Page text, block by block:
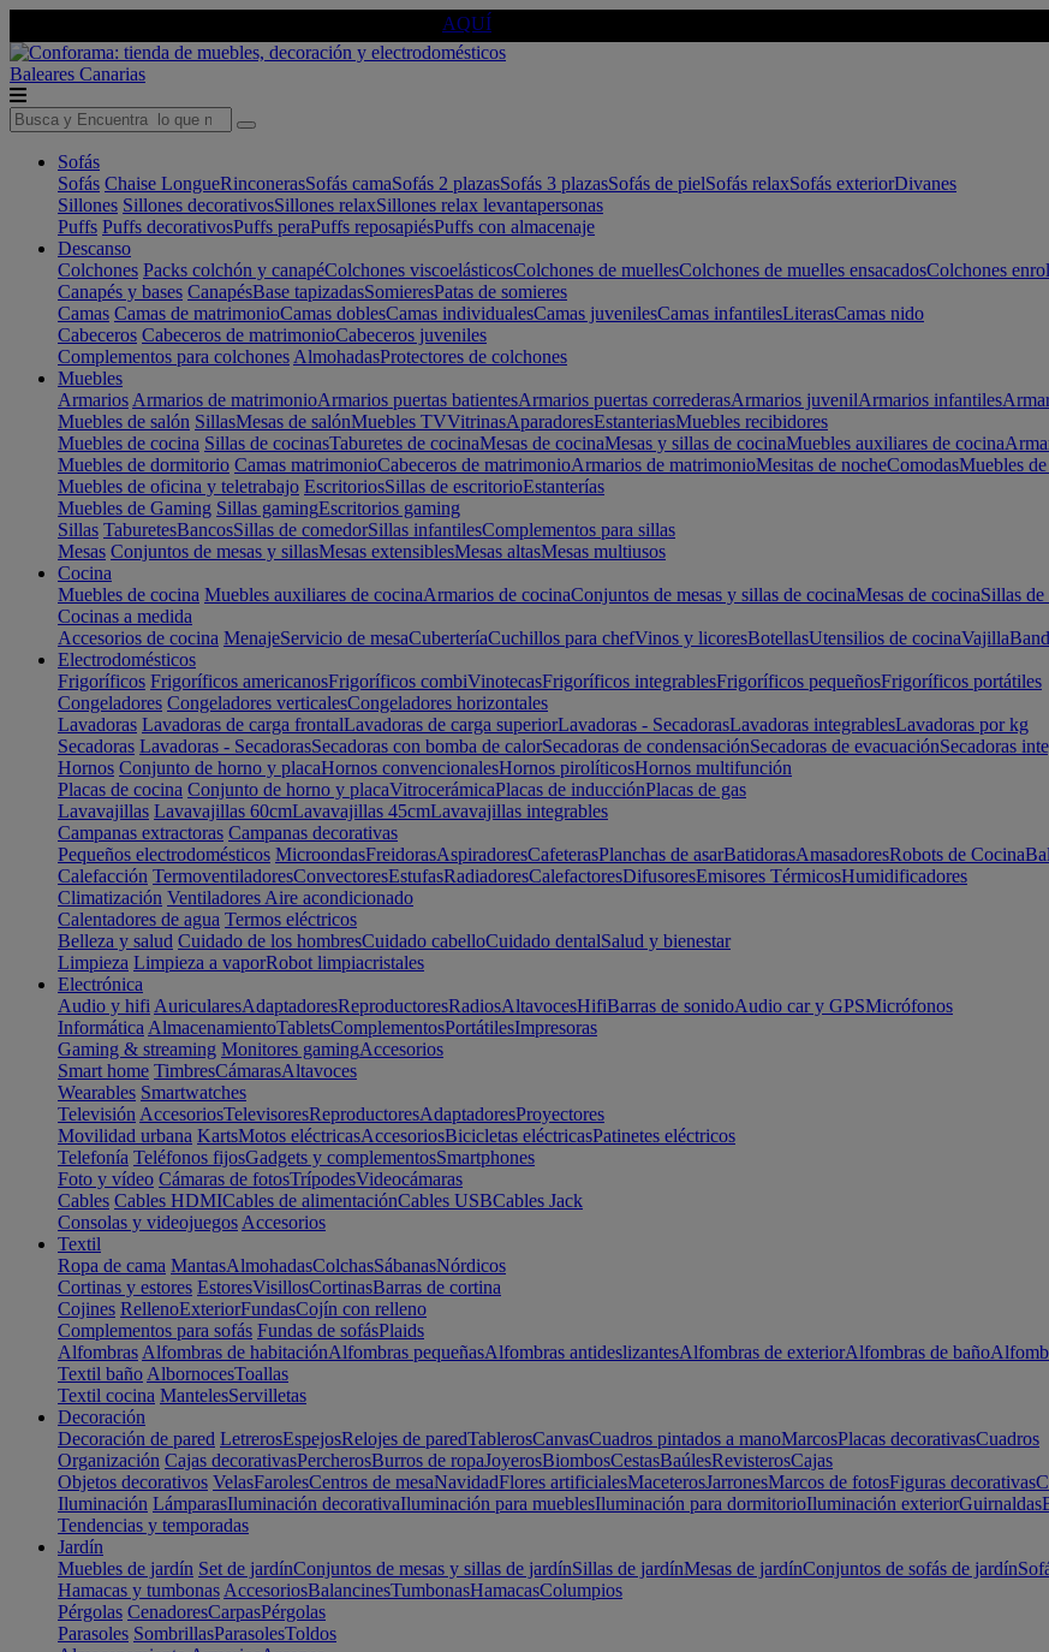
AQUÍ
Baleares Canarias
Sofás
Sofás Chaise LongueRinconerasSofás camaSofás 2 plazasSofás 3 plazasSofás de pielSofás relaxSofás exteriorDivanes
Sillones Sillones decorativosSillones relaxSillones relax levantapersonas
Puffs Puffs decorativosPuffs peraPuffs reposapiésPuffs con almacenaje
Descanso
Colchones Packs colchón y canapéColchones viscoelásticosColchones de muellesColchones de muelles ensacadosColchones
Canapés y bases CanapésBase tapizadasSomieresPatas de somieres
Camas Camas de matrimonioCamas doblesCamas individualesCamas juvenilesCamas infantilesLiterasCamas nido
Cabeceros Cabeceros de matrimonioCabeceros juveniles
Complementos para colchones AlmohadasProtectores de colchones
Muebles
Armarios Armarios de matrimonioArmarios puertas batientesArmarios puertas correderasArmarios juvenilArmarios infantiles
Muebles de salón SillasMesas de salónMuebles TVVitrinasAparadoresEstanteriasMuebles recibidores
Muebles de cocina Sillas de cocinasTaburetes de cocinaMesas de cocinaMesas y sillas de cocinaMuebles auxiliares de cocina
Muebles de dormitorio Camas matrimonioCabeceros de matrimonioArmarios de matrimonioMesitas de nocheComodasMuebles
Muebles de oficina y teletrabajo EscritoriosSillas de escritorioEstanterías
Muebles de Gaming Sillas gamingEscritorios gaming
Sillas TaburetesBancosSillas de comedorSillas infantilesComplementos para sillas
Mesas Conjuntos de mesas y sillasMesas extensiblesMesas altasMesas multiusos
Cocina
Muebles de cocina Muebles auxiliares de cocinaArmarios de cocinaConjuntos de mesas y sillas de cocinaMesas de cocinaSillas de
Cocinas a medida
Accesorios de cocina MenajeServicio de mesaCuberteríaCuchillos para chefVinos y licoresBotellasUtensilios de cocinaVajilla
Electrodomésticos
Frigoríficos Frigoríficos americanosFrigoríficos combiVinotecasFrigoríficos integrablesFrigoríficos pequeñosFrigoríficos portátiles
Congeladores Congeladores verticalesCongeladores horizontales
Lavadoras Lavadoras de carga frontalLavadoras de carga superiorLavadoras - SecadorasLavadoras integrablesLavadoras por kg
Secadoras Lavadoras - SecadorasSecadoras con bomba de calorSecadoras de condensaciónSecadoras de evacuaciónSecadoras
Hornos Conjunto de horno y placaHornos convencionalesHornos pirolíticosHornos multifunción
Placas de cocina Conjunto de horno y placaVitrocerámicaPlacas de inducciónPlacas de gas
Lavavajillas Lavavajillas 60cmLavavajillas 45cmLavavajillas integrables
Campanas extractoras Campanas decorativas
Pequeños electrodomésticos MicroondasFreidorasAspiradoresCafeterasPlanchas de asarBatidorasAmasadoresRobots de Cocina
Calefacción TermoventiladoresConvectoresEstufasRadiadoresCalefactoresDifusoresEmisores TérmicosHumidificadores
Climatización Ventiladores Aire acondicionado
Calentadores de agua Termos eléctricos
Belleza y salud Cuidado de los hombresCuidado cabelloCuidado dentalSalud y bienestar
Limpieza Limpieza a vaporRobot limpiacristales
Electrónica
Audio y hifi AuricularesAdaptadoresReproductoresRadiosAltavocesHifiBarras de sonidoAudio car y GPSMicrófonos
Informática AlmacenamientoTabletsComplementosPortátilesImpresoras
Gaming & streaming Monitores gamingAccesorios
Smart home TimbresCámarasAltavoces
Wearables Smartwatches
Televisión AccesoriosTelevisoresReproductoresAdaptadoresProyectores
Movilidad urbana KartsMotos eléctricasAccesoriosBicicletas eléctricasPatinetes eléctricos
Telefonía Teléfonos fijosGadgets y complementosSmartphones
Foto y vídeo Cámaras de fotosTrípodesVideocámaras
Cables Cables HDMICables de alimentaciónCables USBCables Jack
Consolas y videojuegos Accesorios
Textil
Ropa de cama MantasAlmohadasColchasSábanasNórdicos
Cortinas y estores EstoresVisillosCortinasBarras de cortina
Cojines RellenoExteriorFundasCojín con relleno
Complementos para sofás Fundas de sofásPlaids
Alfombras Alfombras de habitaciónAlfombras pequeñasAlfombras antideslizantesAlfombras de exteriorAlfombras de baño
Textil baño AlbornocesToallas
Textil cocina MantelesServilletas
Decoración
Decoración de pared LetrerosEspejosRelojes de paredTablerosCanvasCuadros pintados a manoMarcosPlacas decorativasCuadros
Organización Cajas decorativasPercherosBurros de ropaJoyerosBiombosCestasBaúlesRevisterosCajas
Objetos decorativos VelasFarolesCentros de mesaNavidadFlores artificialesMaceterosJarronesMarcos de fotosFiguras decorativas
Iluminación LámparasIluminación decorativaIluminación para mueblesIluminación para dormitorioIluminación exteriorGuirnaldas
Tendencias y temporadas
Jardín
Muebles de jardín Set de jardínConjuntos de mesas y sillas de jardínSillas de jardínMesas de jardínConjuntos de sofás de jardín
Hamacas y tumbonas AccesoriosBalancinesTumbonasHamacasColumpios
Pérgolas CenadoresCarpasPérgolas
Parasoles SombrillasParasolesToldos